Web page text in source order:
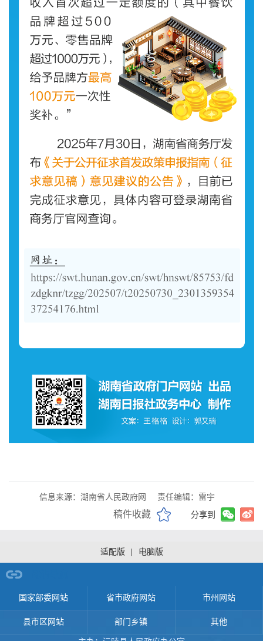
信息来源：湖南省人民政府网 责任编辑：雷宇
稿件收藏 分享到
适配版 电脑版
国家部委网站 省市政府网站 市州网站
县市区网站 部门乡镇 其他